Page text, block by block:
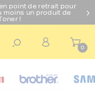
point de retrait pour
moins un produit de
!
0